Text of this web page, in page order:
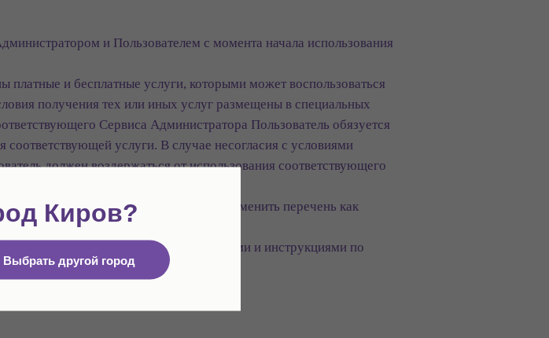
Киров?
Выбрать другой город
и Пользователем с момента начала использования
и бесплатные услуги, которыми может воспользоваться
получения тех или иных услуг размещены в специальных
Сервиса Администратора Пользователь обязуется
услуги. В случае несогласия с условиями
должен воздержаться от использования соответствующего
любое время расширить, ограничить, изменить перечень как
оплаты в соответствии с тарифами и инструкциями по